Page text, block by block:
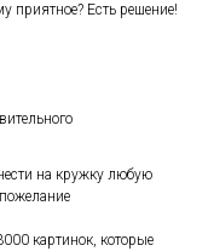
приятное? Есть решение!
на кружку любую
картинок, которые